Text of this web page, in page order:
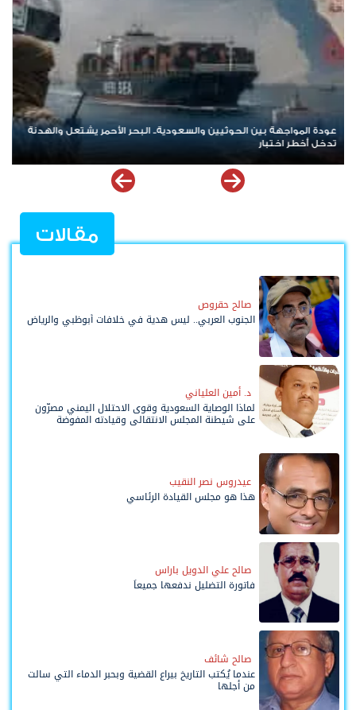
التميمي: اجتماع الرئيس الزُبيدي بالأعضاء الجدد يعكس نهج القيادة
المباشرة وتعزيز البناء التنظيمي
مقالات
صالح حقروص
الجنوب العربي.. ليس هدية في خلافات أبوظبي والرياض
د. أمين العلياني
لماذا الوصاية السعودية وقوى الاحتلال اليمني مصرّون
على شيطنة المجلس الانتقالي وقيادته المفوضة
عيدروس نصر النقيب
هذا هو مجلس القيادة الرئاسي
صالح علي الدويل باراس
فاتورة التضليل ندفعها جميعاً
صالح شائف
عندما يُكتب التاريخ بيراع القضية وبحبر الدماء التي سالت
من أجلها